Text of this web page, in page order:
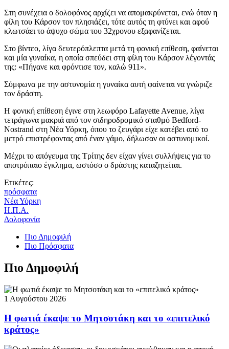
Στη συνέχεια ο δολοφόνος αρχίζει να απομακρύνεται, ενώ όταν η
φίλη του Κάρσον τον πλησιάζει, τότε αυτός τη φτύνει και αφού
κλωτσάει το άψυχο σώμα του 32χρονου εξαφανίζεται.
Στο βίντεο, λίγα δευτερόπλεπτα μετά τη φονική επίθεση, φαίνεται
και μία γυναίκα, η οποία σπεύδει στη φίλη του Κάρσον λέγοντάς
της: «Πήγανε και φρόντισε τον, καλώ 911».
Σύμφωνα με την αστυνομία η γυναίκα αυτή φαίνεται να γνώριζε
τον δράστη.
Η φονική επίθεση έγινε στη λεωφόρο Lafayette Avenue, λίγα
τετράγωνα μακριά από τον σιδηροδρομικό σταθμό Bedford-
Nostrand στη Νέα Υόρκη, όπου το ζευγάρι είχε κατέβει από το
μετρό επιστρέφοντας από έναν γάμο, δήλωσαν οι αστυνομικοί.
Μέχρι το απόγευμα της Τρίτης δεν είχαν γίνει συλλήψεις για το
αποτρόπαιο έγκλημα, ωστόσο ο δράστης καταζητείται.
Ετικέτες:
πρόσφατα
Νέα Υόρκη
Η.Π.Α.
Δολοφονία
Πιο Δημοφιλή
Πιο Πρόσφατα
Πιο Δημοφιλή
1 Αυγούστου 2026
Η φωτιά έκαψε το Μητσοτάκη και το «επιτελικό
κράτος»